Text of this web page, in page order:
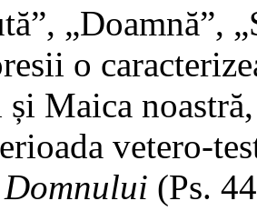
„Doamnă”,
o
Maica
vetero-
(Ps.